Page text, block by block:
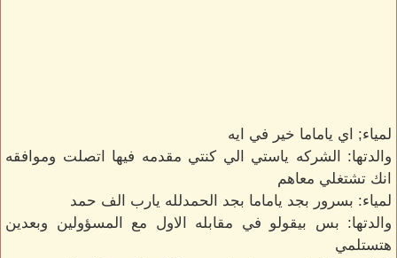
لمياء; اي ياماما خير في ايه
والدتها: الشركه ياستي الي كنتي مقدمه فيها اتصلت وموافقه
انك تشتغلي معاهم
لمياء: بسرور بجد ياماما بجد الحمدلله يارب الف حمد
والدتها: بس بيقولو في مقابله الاول مع المسؤولين وبعدين
هتستلمي